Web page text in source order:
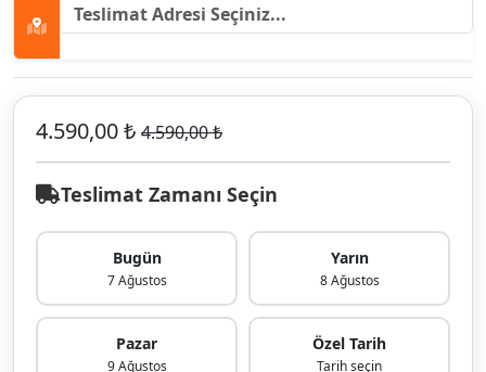
4.590,00 ₺ 4.590,00 ₺
Teslimat Zamanı Seçin
Bugün
7 Ağustos
Yarın
8 Ağustos
Pazar
9 Ağustos
Özel Tarih
Tarih seçin